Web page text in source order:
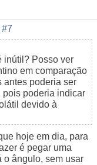
#7
inútil? Posso ver
em comparação
antes poderia ser
pois poderia indicar
devido à
hoje em dia, para
é pegar uma
o ângulo, sem usar